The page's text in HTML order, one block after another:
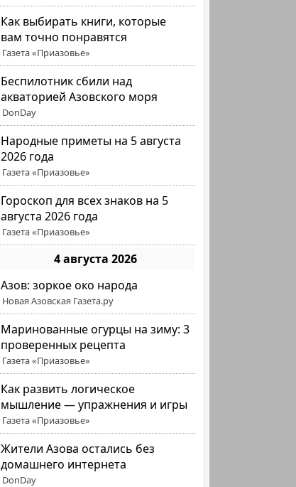
Как выбирать книги, которые
вам точно понравятся
Газета «Приазовье»
Беспилотник сбили над
акваторией Азовского моря
DonDay
Народные приметы на 5 августа
2026 года
Газета «Приазовье»
Гороскоп для всех знаков на 5
августа 2026 года
Газета «Приазовье»
4 августа 2026
Азов: зоркое око народа
Новая Азовская Газета.ру
Маринованные огурцы на зиму: 3
проверенных рецепта
Газета «Приазовье»
Как развить логическое
мышление — упражнения и игры
Газета «Приазовье»
Жители Азова остались без
домашнего интернета
DonDay